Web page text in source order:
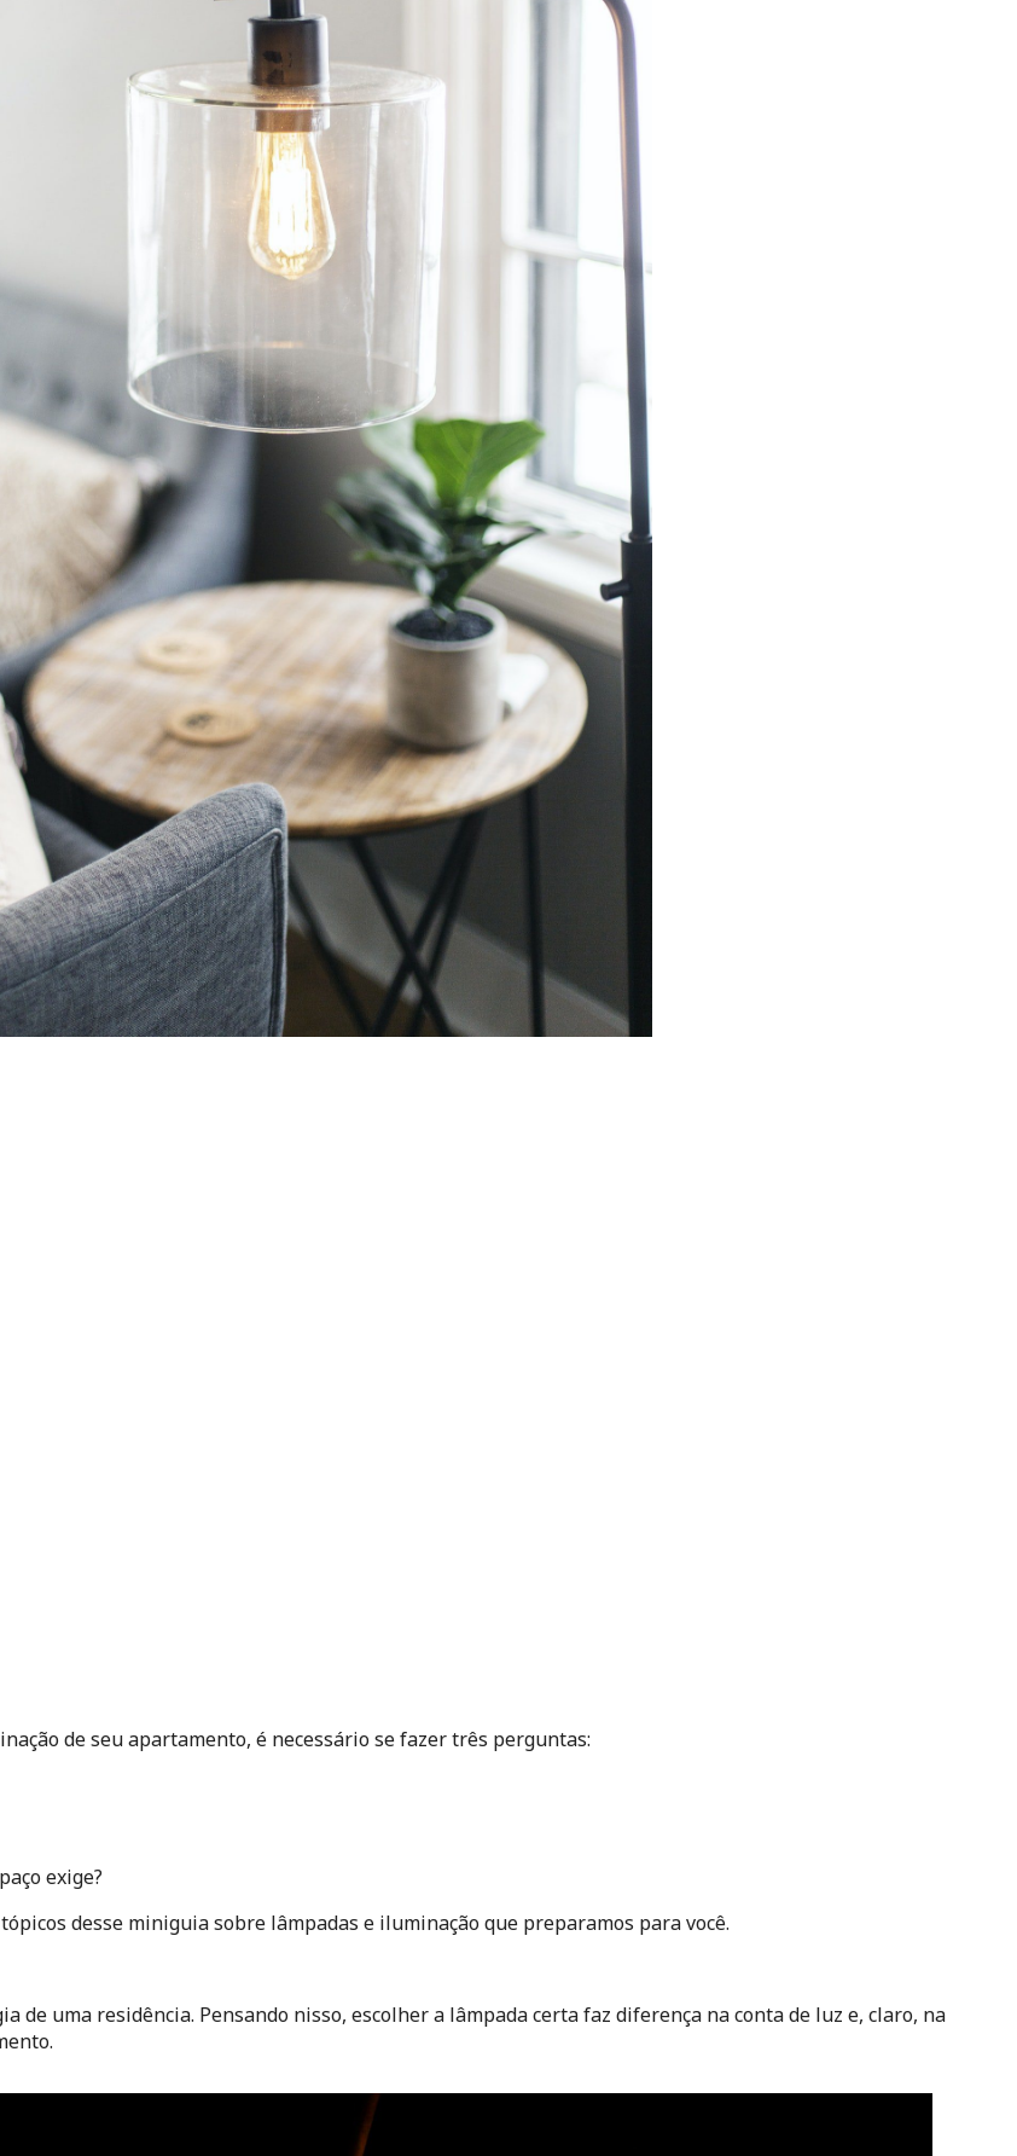
de seu apartamento, é necessário se fazer três perguntas:
exige?
desse miniguia sobre lâmpadas e iluminação que preparamos para você.
de uma residência. Pensando nisso, escolher a lâmpada certa faz diferença na conta de luz e, claro, na